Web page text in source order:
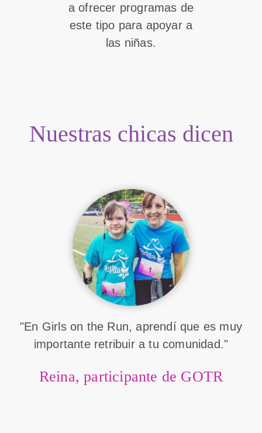
a ofrecer programas de
este tipo para apoyar a
las niñas.
Nuestras chicas dicen
"En Girls on the Run, aprendí que es muy
importante retribuir a tu comunidad."
Reina, participante de GOTR